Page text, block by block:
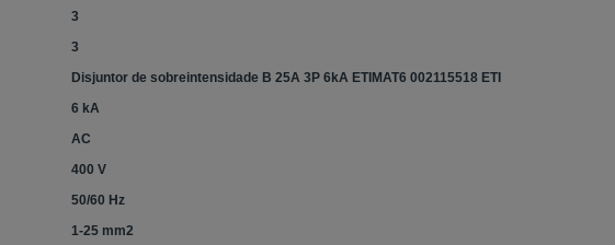
3
3
Disjuntor de sobreintensidade B 25A 3P 6kA ETIMAT6 002115518 ETI
6 kA
AC
400 V
50/60 Hz
1-25 mm2